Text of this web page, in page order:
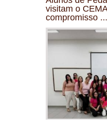
visitam o
compromisso ...